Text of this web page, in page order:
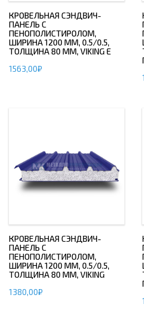
КРОВЕЛЬНАЯ СЭНДВИЧ-
ПАНЕЛЬ С
ПЕНОПОЛИСТИРОЛОМ,
ШИРИНА 1200 ММ, 0.5/0.5,
ТОЛЩИНА 80 ММ, VIKING E
1563,00₽
КРОВЕЛЬНАЯ СЭНДВИЧ-
ПАНЕЛЬ С
ПЕНОПОЛИСТИРОЛОМ,
ШИРИНА 1200 ММ, 0.5/0.5,
ТОЛЩИНА 80 ММ, VIKING
1380,00₽